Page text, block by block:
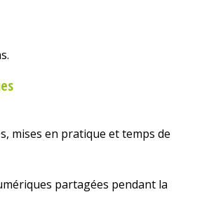
mises en pratique et temps de
partagées pendant la